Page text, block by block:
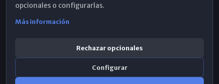
opcionales o configurarlas.
Más información
Rechazar opcionales
Configurar